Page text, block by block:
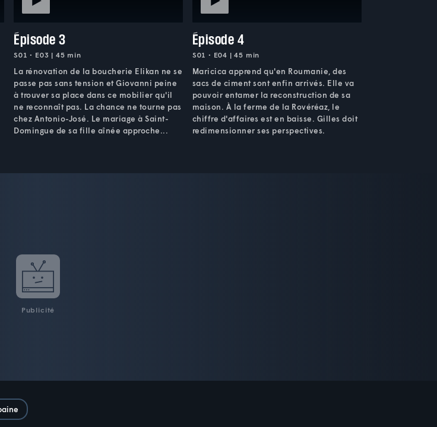
Épisode 3
S01 • E03 | 45 min
La rénovation de la boucherie Elikan ne se
passe pas sans tension et Giovanni peine
à trouver sa place dans ce mobilier qu'il
ne reconnaît pas. La chance ne tourne pas
chez Antonio-José. Le mariage à Saint-
Domingue de sa fille aînée approche...
Épisode 4
S01 • E04 | 45 min
Maricica apprend qu'en Roumanie, des
sacs de ciment sont enfin arrivés. Elle va
pouvoir entamer la reconstruction de sa
maison. À la ferme de la Rovéréaz, le
chiffre d'affaires est en baisse. Gilles doit
redimensionner ses perspectives.
Publicité